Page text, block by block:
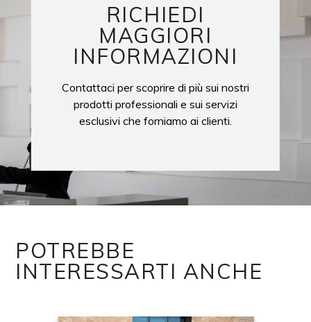
RICHIEDI
MAGGIORI
INFORMAZIONI
Contattaci per scoprire di più sui nostri
prodotti professionali e sui servizi
esclusivi che forniamo ai clienti.
POTREBBE
INTERESSARTI ANCHE